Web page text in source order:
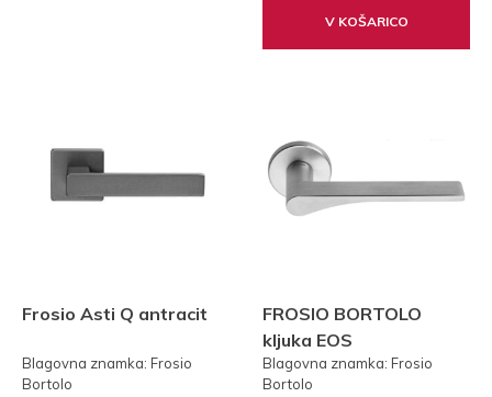
V KOŠARICO
Frosio Asti Q antracit
Blagovna znamka: Frosio
Bortolo
FROSIO BORTOLO
kljuka EOS
Blagovna znamka: Frosio
Bortolo